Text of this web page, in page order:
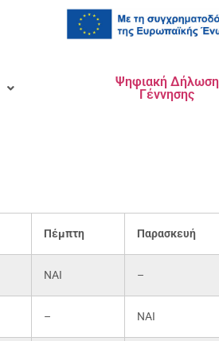
Ψηφιακή Δήλωση
Γέννησης
Πέμπτη Παρασκευή
ΝΑΙ –
– ΝΑΙ